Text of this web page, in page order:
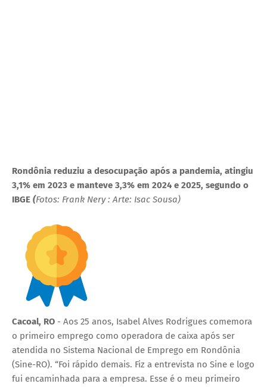
Rondônia reduziu a desocupação após a pandemia, atingiu
3,1% em 2023 e manteve 3,3% em 2024 e 2025, segundo o
IBGE (Fotos: Frank Nery : Arte: Isac Sousa)
Cacoal, RO - Aos 25 anos, Isabel Alves Rodrigues comemora
o primeiro emprego como operadora de caixa após ser
atendida no Sistema Nacional de Emprego em Rondônia
(Sine-RO). “Foi rápido demais. Fiz a entrevista no Sine e logo
fui encaminhada para a empresa. Esse é o meu primeiro